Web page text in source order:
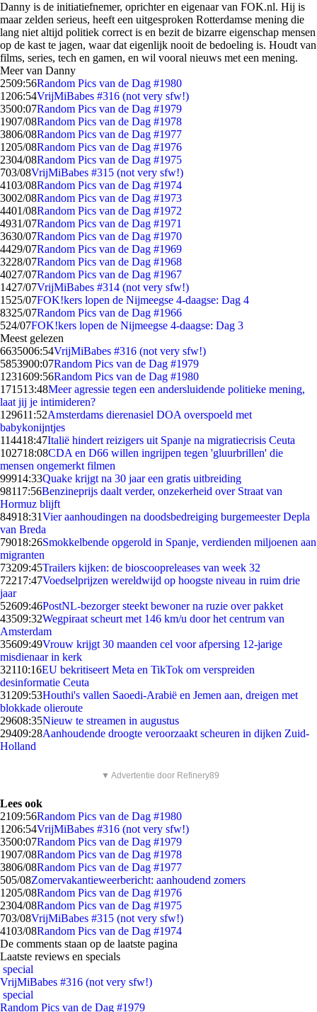
Danny is de initiatiefnemer, oprichter en eigenaar van FOK.nl. Hij is
maar zelden serieus, heeft een uitgesproken Rotterdamse mening die
lang niet altijd politiek correct is en bezit de bizarre eigenschap mensen
op de kast te jagen, waar dat eigenlijk nooit de bedoeling is. Houdt van
films, series, tech en gamen, en wil vooral nieuws met een mening.
Meer van Danny
2509:56Random Pics van de Dag #1980
1206:54VrijMiBabes #316 (not very sfw!)
3500:07Random Pics van de Dag #1979
1907/08Random Pics van de Dag #1978
3806/08Random Pics van de Dag #1977
1205/08Random Pics van de Dag #1976
2304/08Random Pics van de Dag #1975
703/08VrijMiBabes #315 (not very sfw!)
4103/08Random Pics van de Dag #1974
3002/08Random Pics van de Dag #1973
4401/08Random Pics van de Dag #1972
4931/07Random Pics van de Dag #1971
3630/07Random Pics van de Dag #1970
4429/07Random Pics van de Dag #1969
3228/07Random Pics van de Dag #1968
4027/07Random Pics van de Dag #1967
1427/07VrijMiBabes #314 (not very sfw!)
1525/07FOK!kers lopen de Nijmeegse 4-daagse: Dag 4
8325/07Random Pics van de Dag #1966
524/07FOK!kers lopen de Nijmeegse 4-daagse: Dag 3
Meest gelezen
6635006:54VrijMiBabes #316 (not very sfw!)
5853900:07Random Pics van de Dag #1979
1231609:56Random Pics van de Dag #1980
171513:48Meer agressie tegen een andersluidende politieke mening,
laat jij je intimideren?
129611:52Amsterdams dierenasiel DOA overspoeld met
babykonijntjes
114418:47Italië hindert reizigers uit Spanje na migratiecrisis Ceuta
102718:08CDA en D66 willen ingrijpen tegen 'gluurbrillen' die
mensen ongemerkt filmen
99914:33Quake krijgt na 30 jaar een gratis uitbreiding
98117:56Benzineprijs daalt verder, onzekerheid over Straat van
Hormuz blijft
84918:31Vier aanhoudingen na doodsbedreiging burgemeester Depla
van Breda
79018:26Smokkelbende opgerold in Spanje, verdienden miljoenen aan
migranten
73209:45Trailers kijken: de bioscoopreleases van week 32
72217:47Voedselprijzen wereldwijd op hoogste niveau in ruim drie
jaar
52609:46PostNL-bezorger steekt bewoner na ruzie over pakket
43509:32Wegpiraat scheurt met 146 km/u door het centrum van
Amsterdam
35609:49Vrouw krijgt 30 maanden cel voor afpersing 12-jarige
misdienaar in kerk
32110:16EU bekritiseert Meta en TikTok om verspreiden
desinformatie Ceuta
31209:53Houthi's vallen Saoedi-Arabië en Jemen aan, dreigen met
blokkade olieroute
29608:35Nieuw te streamen in augustus
29409:28Aanhoudende droogte veroorzaakt scheuren in dijken Zuid-
Holland
▼ Advertentie door Refinery89
Lees ook
2109:56Random Pics van de Dag #1980
1206:54VrijMiBabes #316 (not very sfw!)
3500:07Random Pics van de Dag #1979
1907/08Random Pics van de Dag #1978
3806/08Random Pics van de Dag #1977
505/08Zomervakantieweerbericht: aanhoudend zomers
1205/08Random Pics van de Dag #1976
2304/08Random Pics van de Dag #1975
703/08VrijMiBabes #315 (not very sfw!)
4103/08Random Pics van de Dag #1974
De comments staan op de laatste pagina
Laatste reviews en specials
special
VrijMiBabes #316 (not very sfw!)
special
Random Pics van de Dag #1979